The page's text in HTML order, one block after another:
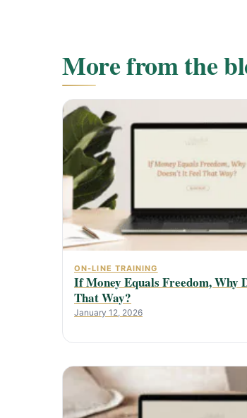
More from the
ON-LINE TRAINING
If Money Equals Freedom, Why
That Way?
January 12, 2026